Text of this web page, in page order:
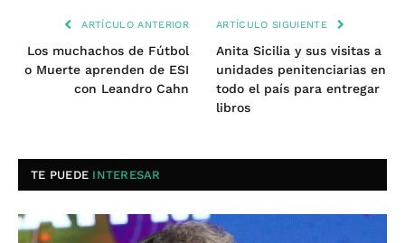
ARTÍCULO ANTERIOR
Los muchachos de Fútbol
o Muerte aprenden de ESI
con Leandro Cahn
ARTÍCULO SIGUIENTE
Anita Sicilia y sus visitas a
unidades penitenciarias en
todo el país para entregar
libros
TE PUEDE INTERESAR